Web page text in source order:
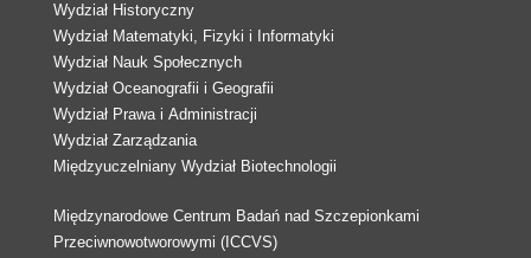
Wydział Historyczny
Wydział Matematyki, Fizyki i Informatyki
Wydział Nauk Społecznych
Wydział Oceanografii i Geografii
Wydział Prawa i Administracji
Wydział Zarządzania
Międzyuczelniany Wydział Biotechnologii
Międzynarodowe Centrum Badań nad Szczepionkami
Przeciwnowotworowymi (ICCVS)